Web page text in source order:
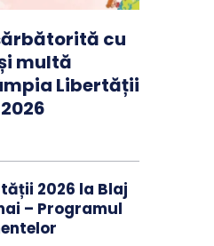
cu
multă
Libertății
2026 la Blaj
– Programul